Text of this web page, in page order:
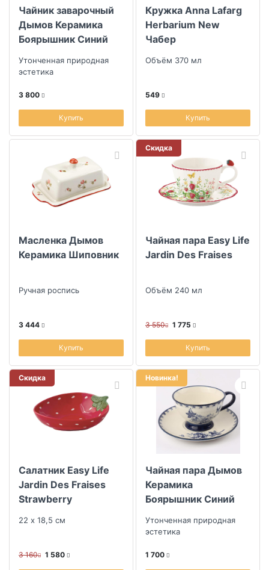
Чайник заварочный
Дымов Керамика
Боярышник Синий
Утонченная природная
эстетика
3 800
Купить
Кружка Anna Lafarg
Herbarium New
Чабер
Объём 370 мл
549
Купить
Масленка Дымов
Керамика Шиповник
Ручная роспись
3 444
Купить
Скидка
Чайная пара Easy Life
Jardin Des Fraises
Объём 240 мл
3 550 1 775
Купить
Скидка
Салатник Easy Life
Jardin Des Fraises
Strawberry
22 х 18,5 см
3 160 1 580
Новинка!
Чайная пара Дымов
Керамика
Боярышник Синий
Утонченная природная
эстетика
1 700